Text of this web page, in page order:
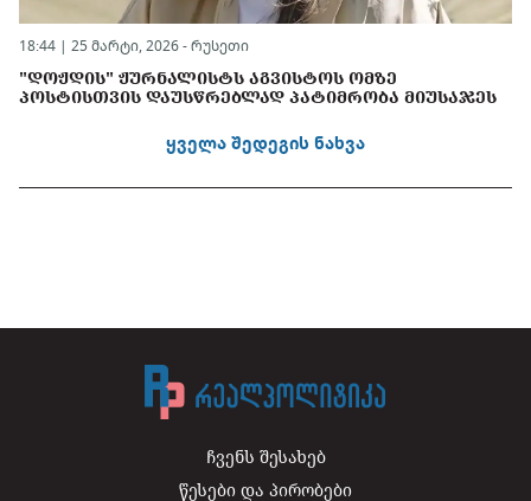
18:44 | 25 მარტი, 2026 - რუსეთი
"ᲓᲝᲟᲓᲘᲡ" ᲟᲣᲠᲜᲐᲚᲘᲡᲢᲡ ᲐᲒᲕᲘᲡᲢᲝᲡ ᲝᲛᲖᲔ
ᲞᲝᲡᲢᲘᲡᲗᲕᲘᲡ ᲓᲐᲣᲡᲬᲠᲔᲑᲚᲐᲓ ᲞᲐᲢᲘᲛᲠᲝᲑᲐ ᲛᲘᲣᲡᲐᲯᲔᲡ
ყველა შედეგის ნახვა
ჩვენს შესახებ
წესები და პირობები